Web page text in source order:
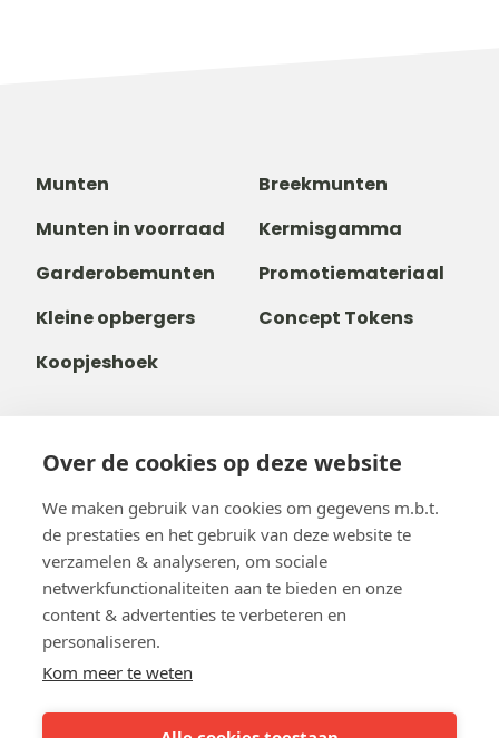
Over de cookies op deze website
We maken gebruik van cookies om gegevens m.b.t.
de prestaties en het gebruik van deze website te
verzamelen & analyseren, om sociale
netwerkfunctionaliteiten aan te bieden en onze
content & advertenties te verbeteren en
personaliseren.
Kom meer te weten
Munten
Breekmunten
Munten in voorraad
Kermisgamma
Garderobemunten
Promotiemateriaal
Kleine opbergers
Concept Tokens
Koopjeshoek
+31 40 80 800 68
+32488237146
info@b-token.eu
Facebook
Instagram
YouTube
LinkedIn